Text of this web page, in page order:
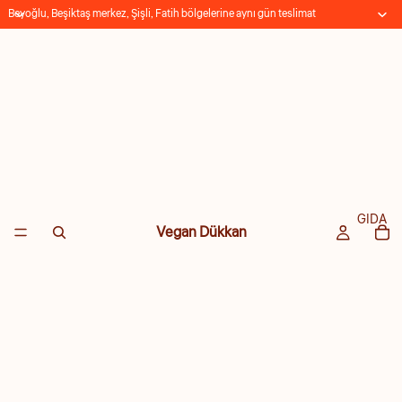
Beyoğlu, Beşiktaş merkez, Şişli, Fatih bölgelerine aynı gün teslimat
Vegan Dükkan
GIDA